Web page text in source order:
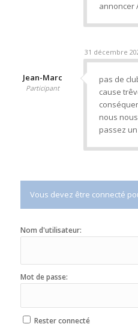
annoncer
31 décembre
Jean-Marc
Participant
pas de
cause
nous
passez
Vous devez être connecté
Nom d'utilisateur:
Mot de passe:
Rester connecté